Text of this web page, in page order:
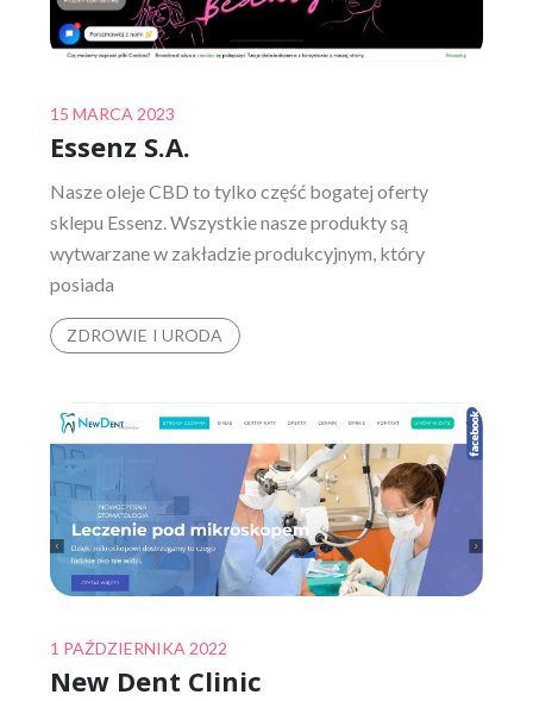
Posted
on
15 MARCA 2023
Essenz S.A.
Nasze oleje CBD to tylko część bogatej oferty
sklepu Essenz. Wszystkie nasze produkty są
wytwarzane w zakładzie produkcyjnym, który
posiada
ZDROWIE I URODA
Posted
on
1 PAŹDZIERNIKA 2022
New Dent Clinic